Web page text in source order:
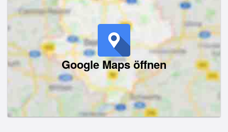
Google Maps öffnen